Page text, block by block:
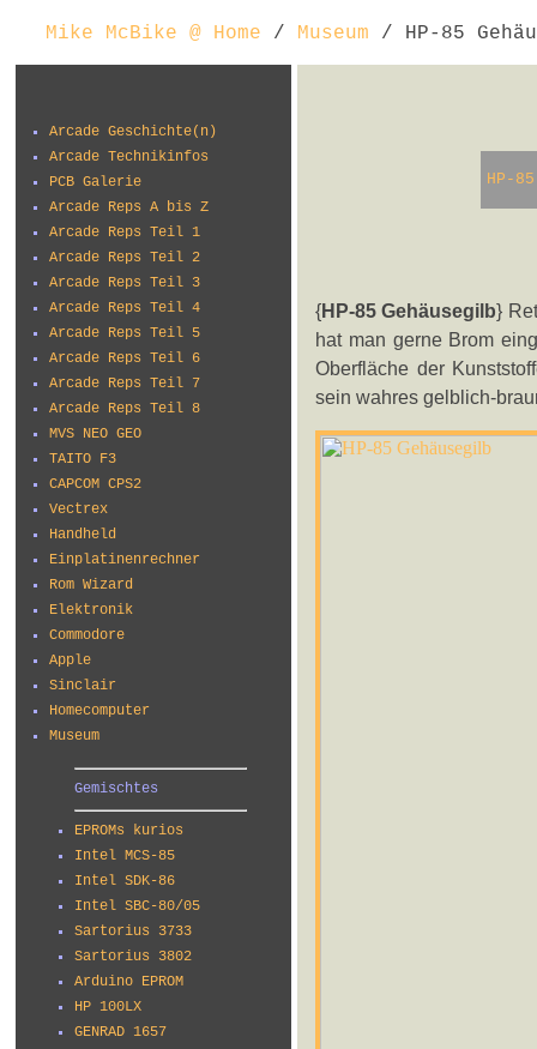
Mike McBike @ Home / Museum / HP-85
Arcade Geschichte(n)
Arcade Technikinfos
PCB Galerie
Arcade Reps A bis Z
Arcade Reps Teil 1
Arcade Reps Teil 2
Arcade Reps Teil 3
Arcade Reps Teil 4
Arcade Reps Teil 5
Arcade Reps Teil 6
Arcade Reps Teil 7
Arcade Reps Teil 8
MVS NEO GEO
TAITO F3
CAPCOM CPS2
Vectrex
Handheld
Einplatinenrechner
Rom Wizard
Elektronik
Commodore
Apple
Sinclair
Homecomputer
Museum
Gemischtes
EPROMs kurios
Intel MCS-85
Intel SDK-86
Intel SBC-80/05
Sartorius 3733
Sartorius 3802
Arduino EPROM
HP 100LX
GENRAD 1657
HP-
{HP-85 Gehäusegilb}
hat man gerne Brom
Oberfläche der
sein wahres gelblich-